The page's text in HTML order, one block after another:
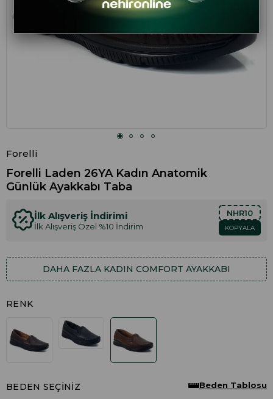
Forelli
Forelli Laden 26YA Kadın Anatomik
Günlük Ayakkabı Taba
İlk Alışveriş İndirimi
İlk Alışveriş Özel %10 İndirim
NHR10
KOPYALA
DAHA FAZLA KADIN COMFORT AYAKKABI
RENK
BEDEN SEÇINIZ Beden Tablosu